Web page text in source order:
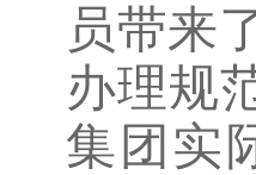
员带来
办理规
集团实